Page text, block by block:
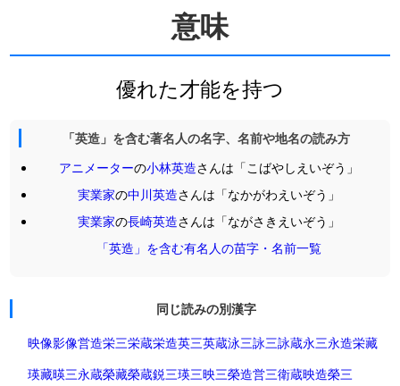
意味
優れた才能を持つ
「英造」を含む著名人の名字、名前や地名の読み方
アニメーターの小林英造さんは「こばやしえいぞう」
実業家の中川英造さんは「なかがわえいぞう」
実業家の長崎英造さんは「ながさきえいぞう」
「英造」を含む有名人の苗字・名前一覧
同じ読みの別漢字
映像影像営造栄三栄蔵栄造英三英蔵泳三詠三詠蔵永三永造栄藏
瑛藏暎三永蔵榮藏榮蔵鋭三瑛三映三榮造営三衛蔵映造榮三